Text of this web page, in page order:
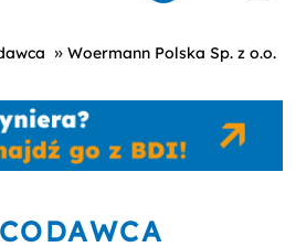
» Woermann Polska Sp. z o.o.